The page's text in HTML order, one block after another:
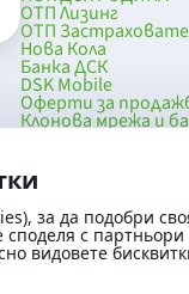
за да подобри
с
видовете
ОТП Лизинг
ОТП
Нова Кола
Банка ДСК
DSK Mobile
Оферти за
Клонова мрежа и